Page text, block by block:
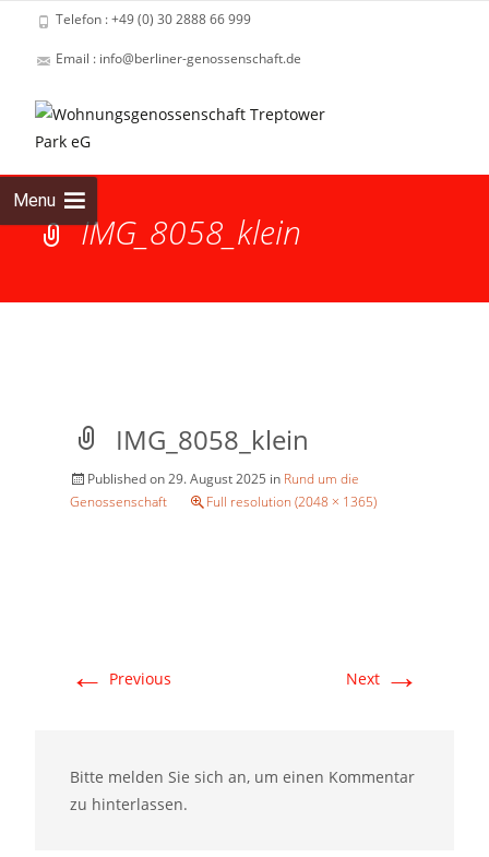
Telefon : +49 (0) 30 2888 66 999
Email : info@berliner-genossenschaft.de
Menu
IMG_8058_klein
IMG_8058_klein
Published on29. August 2025 in Rund um die
Genossenschaft
Full resolution (2048 × 1365)
← Previous Next →
Bitte melden Sie sich an, um einen Kommentar
zu hinterlassen.